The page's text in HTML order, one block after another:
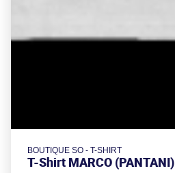
BOUTIQUE SO - T-SHIRT
T-Shirt MARCO (PANTANI)